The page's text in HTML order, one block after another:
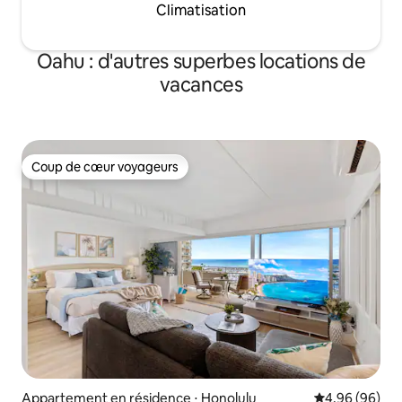
Climatisation
Oahu : d'autres superbes locations de
vacances
Coup de cœur voyageurs
Coup de cœur voyageurs
Appartement en résidence ⋅ Honolulu Évaluation
4,96 (96)